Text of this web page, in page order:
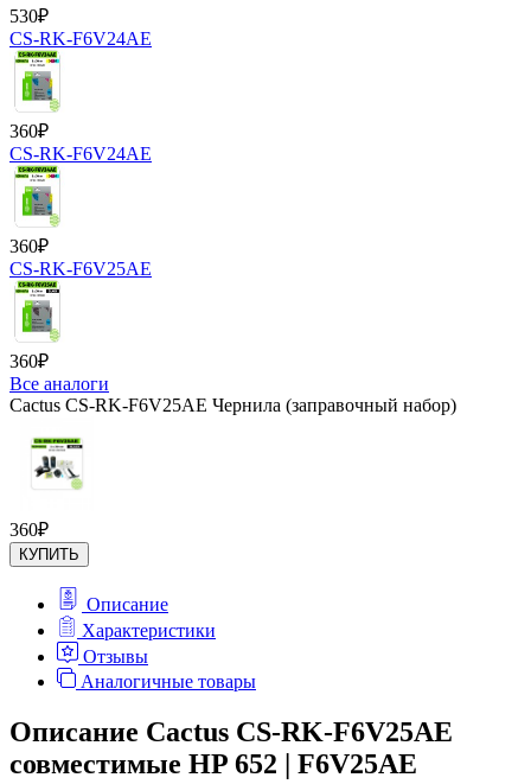
530₽
CS-RK-F6V24AE
360₽
CS-RK-F6V24AE
360₽
CS-RK-F6V25AE
360₽
Все аналоги
Cactus CS-RK-F6V25AE Чернила (заправочный набор)
360₽
КУПИТЬ
Описание
Характеристики
Отзывы
Аналогичные товары
Описание Cactus CS-RK-F6V25AE
совместимые HP 652 | F6V25AE